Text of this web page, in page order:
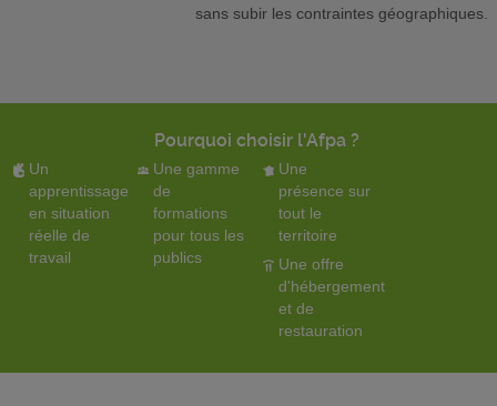
sans subir les contraintes géographiques.
Pourquoi choisir l'Afpa ?
Un
apprentissage
en situation
réelle de
travail
Une gamme
de
formations
pour tous les
publics
Une
présence sur
tout le
territoire
Une offre
d'hébergement
et de
restauration